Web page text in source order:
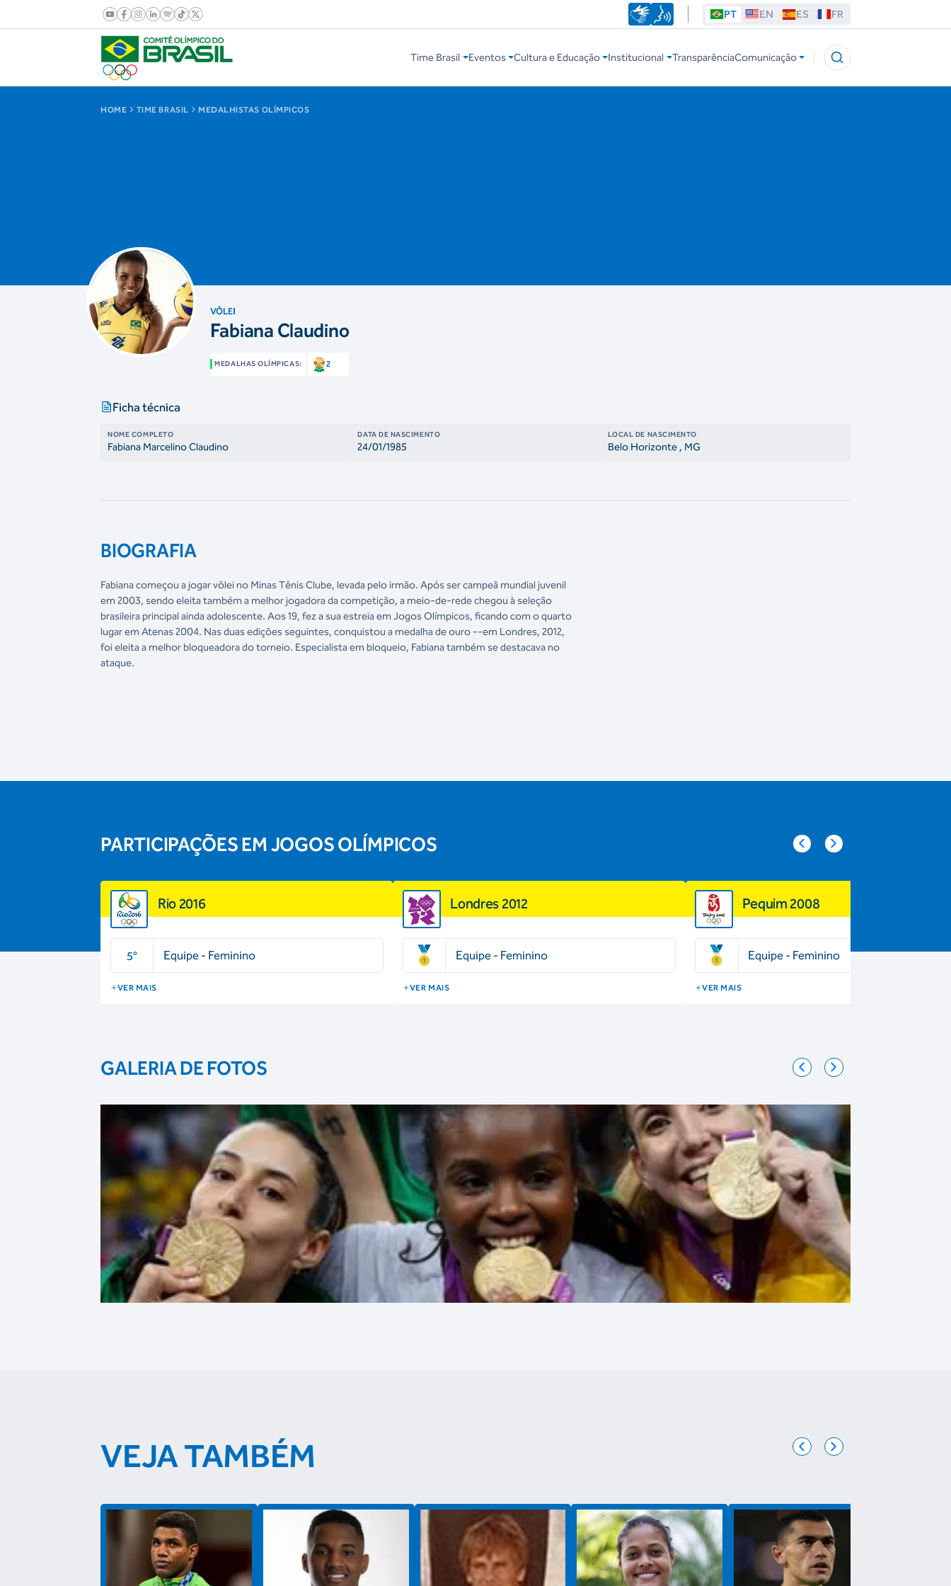
PT EN ES FR
Time Brasil Eventos Cultura e Educação Institucional TransparênciaComunicação
HOME TIME BRASIL MEDALHISTAS OLÍMPICOS
VÔLEI
Fabiana Claudino
MEDALHAS OLÍMPICAS: 2
Ficha técnica
NOME COMPLETO
Fabiana Marcelino Claudino
DATA DE NASCIMENTO
24/01/1985
LOCAL DE NASCIMENTO
Belo Horizonte , MG
BIOGRAFIA
Fabiana começou a jogar vôlei no Minas Tênis Clube, levada pelo irmão. Após ser campeã mundial juvenil
em 2003, sendo eleita também a melhor jogadora da competição, a meio-de-rede chegou à seleção
brasileira principal ainda adolescente. Aos 19, fez a sua estreia em Jogos Olímpicos, ficando com o quarto
lugar em Atenas 2004. Nas duas edições seguintes, conquistou a medalha de ouro --em Londres, 2012,
foi eleita a melhor bloqueadora do torneio. Especialista em bloqueio, Fabiana também se destacava no
ataque.
PARTICIPAÇÕES EM JOGOS OLÍMPICOS
Rio 2016
5° Equipe - Feminino
VER MAIS
Londres 2012
Equipe - Feminino
VER MAIS
Pequim 2008
Equipe - Feminino
VER MAIS
GALERIA DE FOTOS
VEJA TAMBÉM